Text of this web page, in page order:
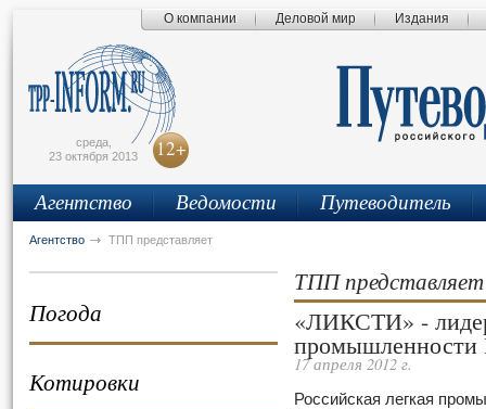
О компании Деловой мир Издания
среда,
23 октября 2013
12+
Агентство Ведомости Путеводитель
Агентство ТПП представляет
Погода
Котировки
ТПП представляет
«ЛИКСТИ» -
промышленности
17 апреля 2012 г.
Российская легкая